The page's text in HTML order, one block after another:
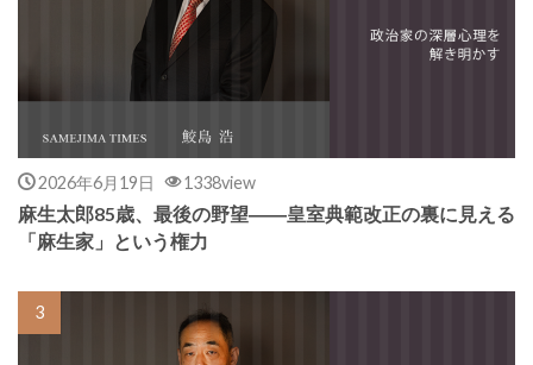
2026年6月19日 1338view
麻生太郎85歳、最後の野望――皇室典範改正の裏に見える
「麻生家」という権力